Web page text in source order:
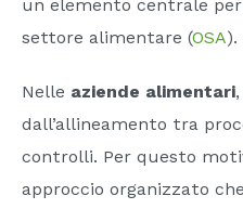
un elemento centrale
settore alimentare (OSA).
Nelle aziende alimentari
dall’allineamento tra
controlli. Per questo
approccio organizzato